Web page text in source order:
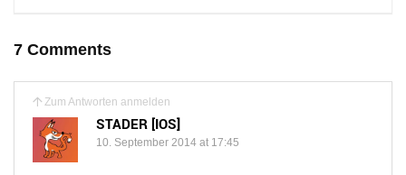
7 Comments
Zum Antworten anmelden
STADER [IOS]
10. September 2014 at 17:45